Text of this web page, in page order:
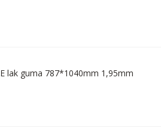
VARNIBLUE lak guma 787*1040mm 1,95mm